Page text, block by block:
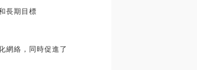
長期目標
網絡，同時促進了